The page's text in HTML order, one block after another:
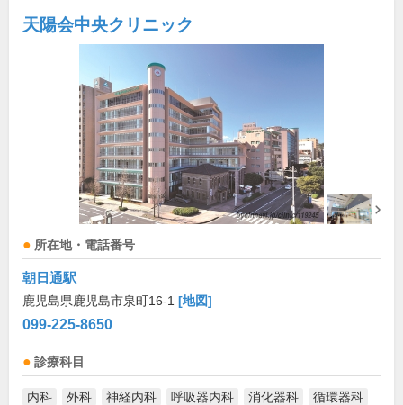
天陽会中央クリニック
所在地・電話番号
朝日通駅
鹿児島県鹿児島市泉町16-1 [地図]
099-225-8650
診療科目
内科 外科 神経内科 呼吸器内科 消化器科
循環器科